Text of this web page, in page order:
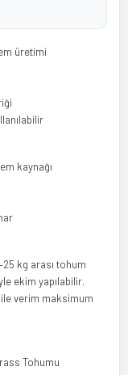
üretimi
kaynağı
kg arası tohum
ekim yapılabilir.
verim maksimum
Tohumu